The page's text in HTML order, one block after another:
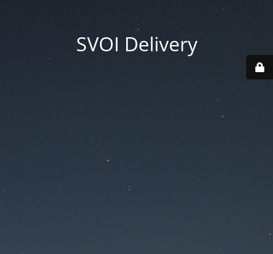
SVOI Delivery